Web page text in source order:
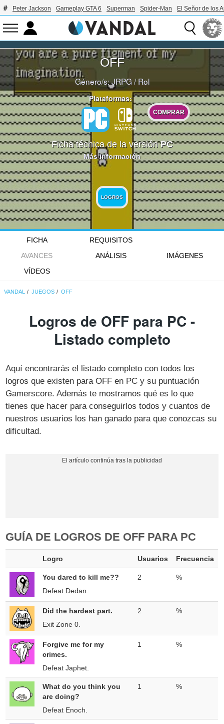
Peter Jackson Gameplay GTA 6 Superman Spider-Man El Señor de los
OFF
Género/s:JRPG/Rol
Plataformas:
COMPRAR
Ficha técnica de la versiónPC
Más información
LOGROS
FICHA
REQUISITOS
AVANCES
ANÁLISIS
IMÁGENES
VÍDEOS
VANDAL JUEGOS OFF
Logros de OFF para PC -
Listado completo
Aquí encontrarás el listado completo con todos los
logros que existen para OFF en PC y su puntuación
Gamerscore. Además te mostramos qué es lo que
tienes que hacer para conseguirlos todos y cuantos de
nuestros usuarios los han ganado para que conozcas su
dificultad.
GUÍA DE LOGROS DE OFF PARA PC
Logro Usuarios Frecuencia
You dared to kill me??
Defeat Dedan.
2 %
Did the hardest part.
Exit Zone 0.
2 %
Forgive me for my
crimes.
Defeat Japhet.
1 %
What do you think you
are doing?
Defeat Enoch.
1 %